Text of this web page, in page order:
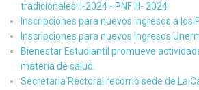
tradicionales II-2024 - PNF III- 2024
Inscripciones para nuevos ingresos a los
Inscripciones para nuevos ingresos
Bienestar Estudiantil promueve
materia de salud.
Secretaria Rectoral recorrió sede de La